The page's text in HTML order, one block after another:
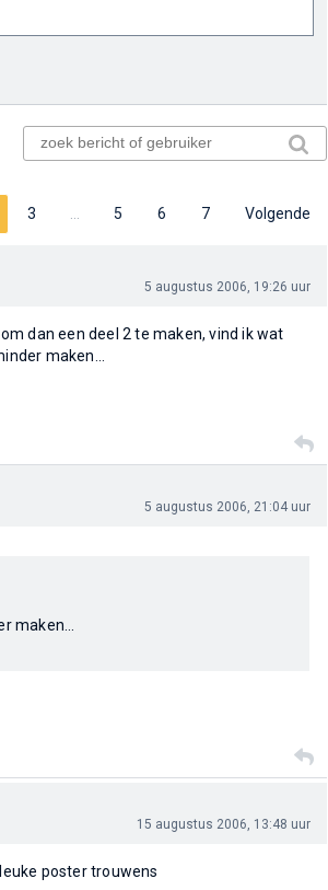
3 5 6 7 Volgende
5 augustus 2006, 19:26 uur
dan een deel 2 te maken, vind ik wat
maken...
5 augustus 2006, 21:04 uur
maken...
15 augustus 2006, 13:48 uur
poster trouwens